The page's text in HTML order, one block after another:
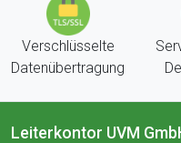
Verschlüsselte
Datenübertragung
Leiterkontor UVM